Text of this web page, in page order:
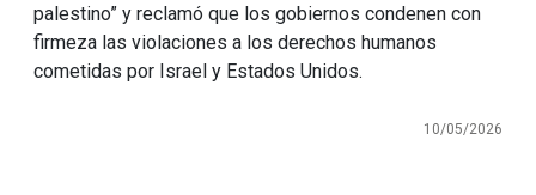
palestino” y reclamó que los gobiernos condenen con
firmeza las violaciones a los derechos humanos
cometidas por Israel y Estados Unidos.
10/05/2026